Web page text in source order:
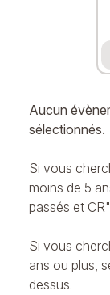
Aucun
sélectionnés.
Si vous
moins de 5
passés et
Si vous
ans ou plus,
dessus.